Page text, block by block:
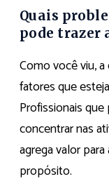
Quais
pode trazer
Como você viu,
fatores que
Profissionais
concentrar nas
agrega valor
propósito.